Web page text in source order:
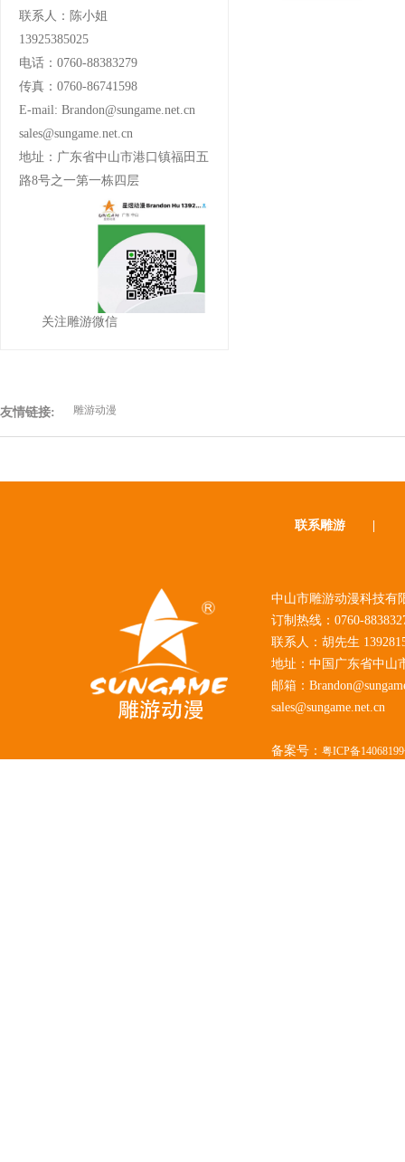
联系人：陈小姐
13925385025
电话：0760-88383279
传真：0760-86741598
E-mail: Brandon@sungame.net.cn
sales@sungame.net.cn
地址：广东省中山市港口镇福田五
路8号之一第一栋四层
关注雕游微信
友情链接: 雕游动漫
联系雕游
中山市雕游动漫科技有
订制热线：0760-
联系人：胡先生
地址：中国广东省中山
邮箱：
sales@sungame.net.cn
备案号： 粤ICP备